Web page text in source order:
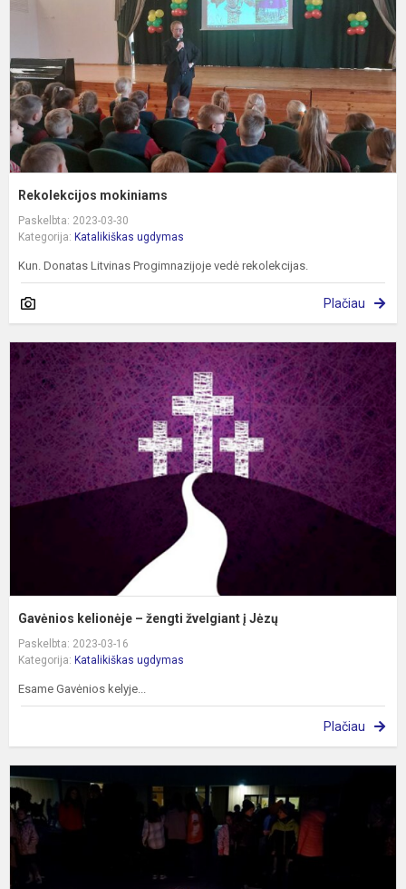
Rekolekcijos mokiniams
Paskelbta: 2023-03-30
Kategorija: Katalikiškas ugdymas
Kun. Donatas Litvinas Progimnazijoje vedė rekolekcijas.
Plačiau
Gavėnios kelionėje – žengti žvelgiant į Jėzų
Paskelbta: 2023-03-16
Kategorija: Katalikiškas ugdymas
Esame Gavėnios kelyje...
Plačiau